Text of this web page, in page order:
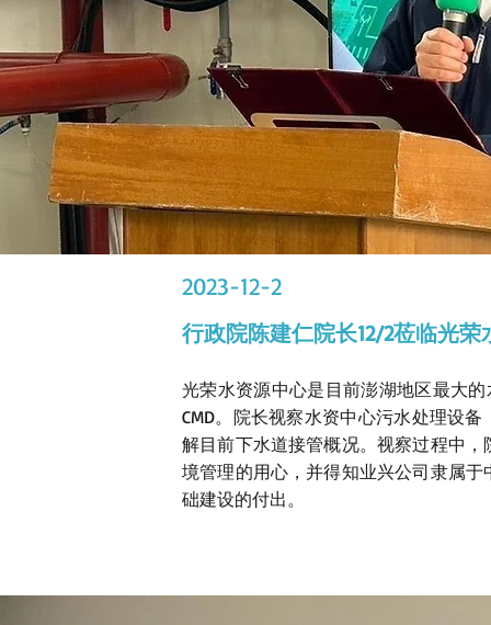
2023-12-2
行政院陈建仁院长12/2莅临光
光荣水资源中心是目前澎湖地区最大
CMD。院长视察水资中心污水处理设
解目前下水道接管概况。视察过程中
境管理的用心，并得知业兴公司隶属
础建设的付出。